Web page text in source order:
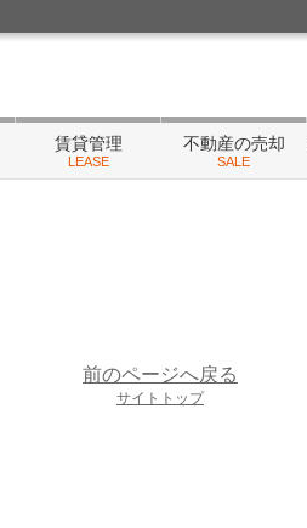
賃貸管理
LEASE
不動産の売却
SALE
前のページへ戻る
サイトトップ